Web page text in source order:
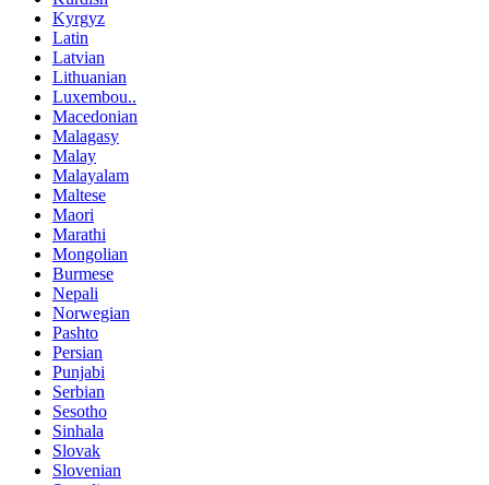
Kyrgyz
Latin
Latvian
Lithuanian
Luxembou..
Macedonian
Malagasy
Malay
Malayalam
Maltese
Maori
Marathi
Mongolian
Burmese
Nepali
Norwegian
Pashto
Persian
Punjabi
Serbian
Sesotho
Sinhala
Slovak
Slovenian